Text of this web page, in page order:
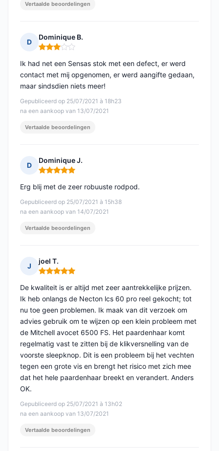
Vertaalde beoordelingen
D
Dominique B.
Opmerking: 3 van 5
Gepubliceerd op 25/07/2021 à 18h23
na een aankoop van 13/07/2021
Ik had net een Sensas stok met een defect, er werd
contact met mij opgenomen, er werd aangifte gedaan,
maar sindsdien niets meer!
Vertaalde beoordelingen
D
Dominique J.
Opmerking: 5 van 5
Gepubliceerd op 25/07/2021 à 15h38
na een aankoop van 14/07/2021
Erg blij met de zeer robuuste rodpod.
Vertaalde beoordelingen
J
joel T.
Opmerking: 5 van 5
Gepubliceerd op 25/07/2021 à 13h02
na een aankoop van 13/07/2021
De kwaliteit is er altijd met zeer aantrekkelijke prijzen.
Ik heb onlangs de Necton lcs 60 pro reel gekocht; tot
nu toe geen problemen. Ik maak van dit verzoek om
advies gebruik om te wijzen op een klein probleem met
de Mitchell avocet 6500 FS. Het paardenhaar komt
regelmatig vast te zitten bij de klikversnelling van de
voorste sleepknop. Dit is een probleem bij het vechten
tegen een grote vis en brengt het risico met zich mee
dat het hele paardenhaar breekt en verandert. Anders
OK.
Vertaalde beoordelingen